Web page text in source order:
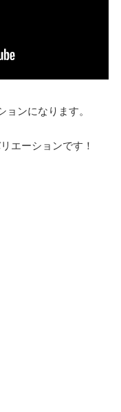
ンになります。
エーションです！